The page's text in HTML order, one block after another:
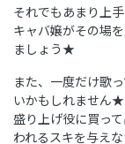
それでもあまり上
キャバ嬢がその場
ましょう★
また、一度だけ歌
いかもしれません★
盛り上げ役に買っ
われるスキを与え